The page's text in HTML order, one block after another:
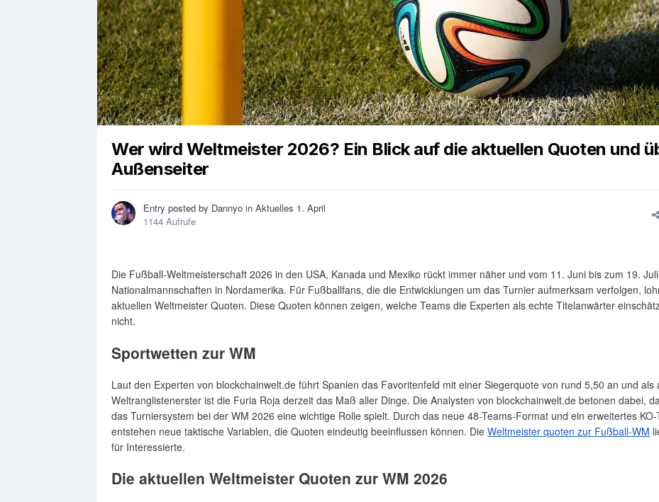
Wer wird Weltmeister 2026? Ein Blick auf die aktuellen Quoten und
Außenseiter
Entry posted by Dannyo in Aktuelles 1. April
1144 Aufrufe
Die Fußball-Weltmeisterschaft 2026 in den USA, Kanada und Mexiko rückt immer näher und vom 11. Juni bis zum 19.
Nationalmannschaften in Nordamerika. Für Fußballfans, die die Entwicklungen um das Turnier aufmerksam verfolgen,
aktuellen Weltmeister Quoten. Diese Quoten können zeigen, welche Teams die Experten als echte Titelanwärter
nicht.
Sportwetten zur WM
Laut den Experten von blockchainwelt.de führt Spanien das Favoritenfeld mit einer Siegerquote von rund 5,50 an und
Weltranglistenerster ist die Furia Roja derzeit das Maß aller Dinge. Die Analysten von blockchainwelt.de betonen dabei,
das Turniersystem bei der WM 2026 eine wichtige Rolle spielt. Durch das neue 48-Teams-Format und ein erweitertes
entstehen neue taktische Variablen, die Quoten eindeutig beeinflussen können. Die Weltmeister quoten zur Fußball-WM
für Interessierte.
Die aktuellen Weltmeister Quoten zur WM 2026